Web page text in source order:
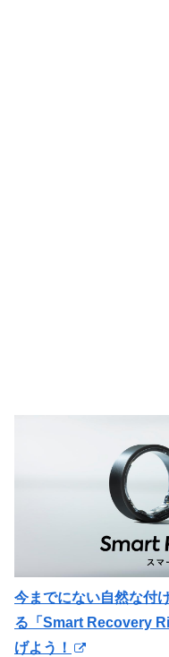
今までにない自然な付
る「Smart Recovery
げよう！